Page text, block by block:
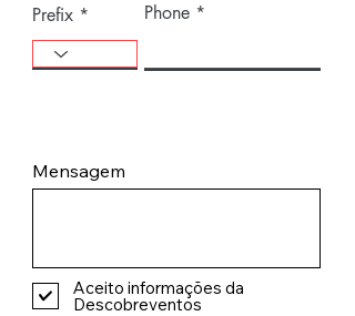
Prefix Phone
Mensagem
Aceito informações da
Descobreventos